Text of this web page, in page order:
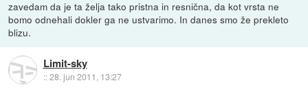
zavedam da je ta želja tako pristna in resnična, da kot vrsta ne
bomo odnehali dokler ga ne ustvarimo. In danes smo že prekleto
blizu.
Limit-sky
::28. jun 2011, 13:27